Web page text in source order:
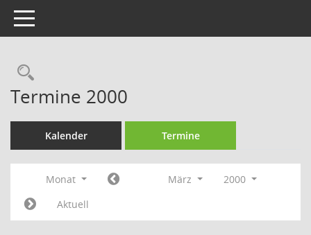
Toggle navigation
Rechercheauswahl
Termine 2000
Kalender Termine
Monat März
2000
Aktuell